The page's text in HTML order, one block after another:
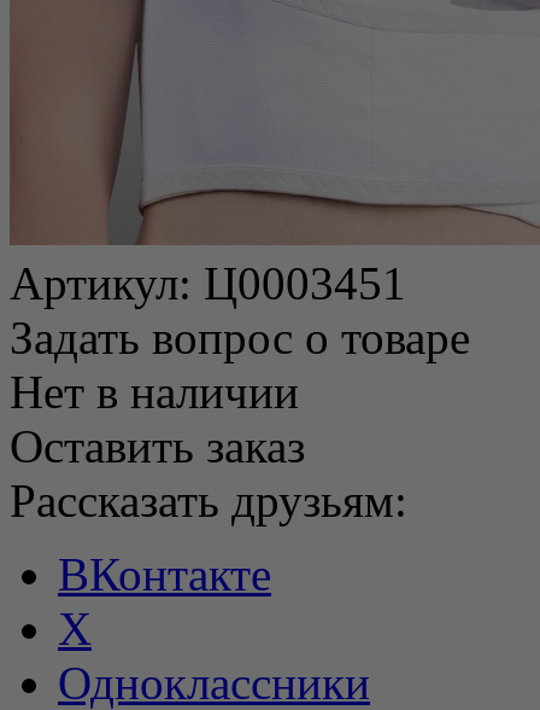
Артикул: Ц0003451
Задать вопрос о товаре
Нет в наличии
Оставить заказ
Рассказать друзьям:
ВКонтакте
X
Одноклассники